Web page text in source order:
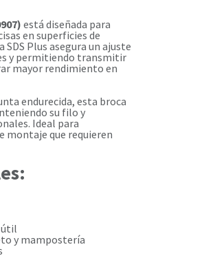
está diseñada para
en superficies de
Plus asegura un ajuste
y permitiendo transmitir
mayor rendimiento en
endurecida, esta broca
su filo y
Ideal para
montaje que requieren
útil
y mampostería